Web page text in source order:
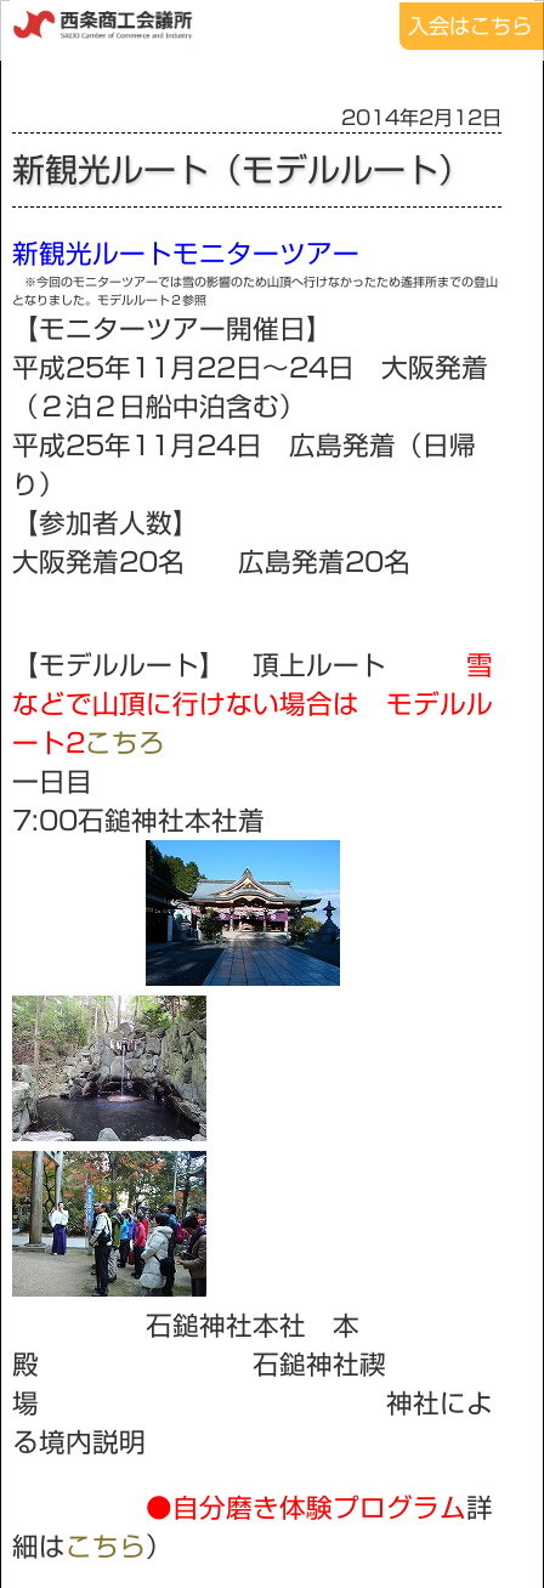
入会はこちら
2014年2月12日
新観光ルート（モデルルート）
新観光ルートモニターツアー
※今回のモニターツアーでは雪の影響のため山頂へ行けなかったため遙拝所までの登山
となりました。モデルルート２参照
【モニターツアー開催日】
平成25年11月22日～24日 大阪発着
（２泊２日船中泊含む）
平成25年11月24日 広島発着（日帰
り）
【参加者人数】
大阪発着20名 広島発着20名
【モデルルート】 頂上ルート 雪
などで山頂に行けない場合は モデルル
ート2こちろ
一日目
7:00石鎚神社本社着
石鎚神社本社 本
殿 石鎚神社禊
場 神社によ
る境内説明
●自分磨き体験プログラム詳
細はこちら ）